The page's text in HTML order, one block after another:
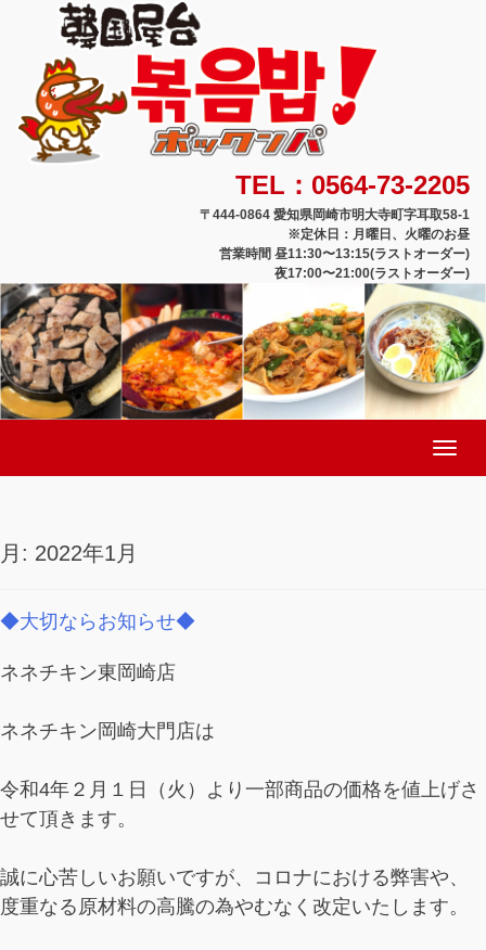
TEL：0564-73-2205
〒444-0864 愛知県岡崎市明大寺町字耳取58-1
※定休日：月曜日、火曜のお昼
営業時間 昼11:30〜13:15(ラストオーダー)
夜17:00〜21:00(ラストオーダー)
Toggle
navigation
月: 2022年1月
◆大切ならお知らせ◆
ネネチキン東岡崎店
ネネチキン岡崎大門店は
令和4年２月１日（火）より一部商品の価格を値上げさ
せて頂きます。
誠に心苦しいお願いですが、コロナにおける弊害や、
度重なる原材料の高騰の為やむなく改定いたします。